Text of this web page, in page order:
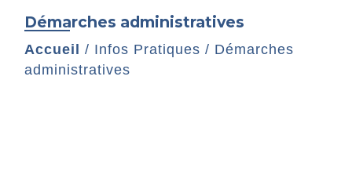
Démarches administratives
Accueil / Infos Pratiques / Démarches
administratives